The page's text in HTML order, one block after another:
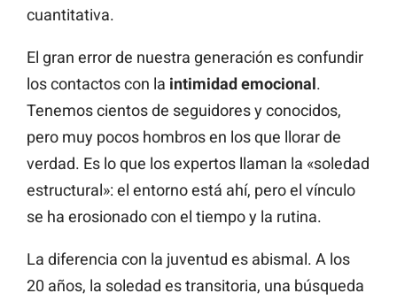
cuantitativa.
El gran error de nuestra generación es confundir
los contactos con la intimidad emocional.
Tenemos cientos de seguidores y conocidos,
pero muy pocos hombros en los que llorar de
verdad. Es lo que los expertos llaman la «soledad
estructural»: el entorno está ahí, pero el vínculo
se ha erosionado con el tiempo y la rutina.
La diferencia con la juventud es abismal. A los
20 años, la soledad es transitoria, una búsqueda